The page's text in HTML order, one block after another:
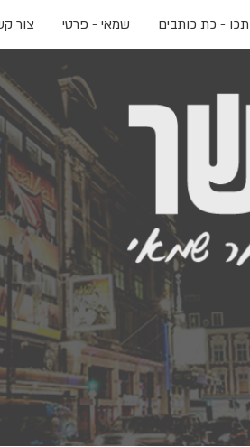
צור שמאי - פרטי - כת כותבים